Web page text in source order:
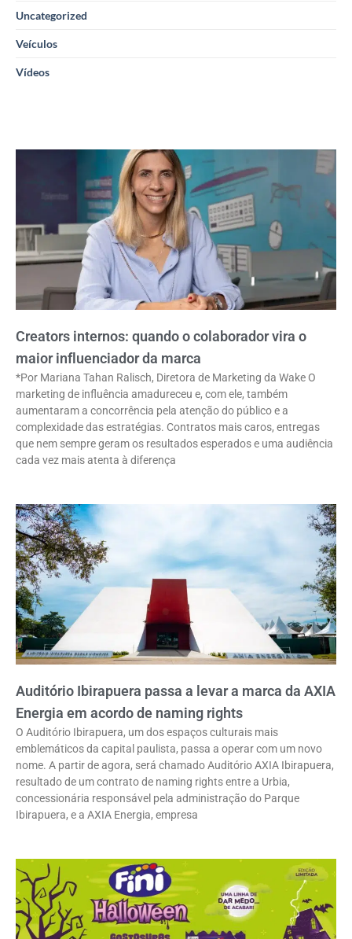
Uncategorized
Veículos
Vídeos
Creators internos: quando o colaborador vira o
maior influenciador da marca
*Por Mariana Tahan Ralisch, Diretora de Marketing da Wake O
marketing de influência amadureceu e, com ele, também
aumentaram a concorrência pela atenção do público e a
complexidade das estratégias. Contratos mais caros, entregas
que nem sempre geram os resultados esperados e uma audiência
cada vez mais atenta à diferença
Auditório Ibirapuera passa a levar a marca da AXIA
Energia em acordo de naming rights
O Auditório Ibirapuera, um dos espaços culturais mais
emblemáticos da capital paulista, passa a operar com um novo
nome. A partir de agora, será chamado Auditório AXIA Ibirapuera,
resultado de um contrato de naming rights entre a Urbia,
concessionária responsável pela administração do Parque
Ibirapuera, e a AXIA Energia, empresa